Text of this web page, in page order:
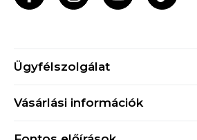
Ügyfélszolgálat
online@buzzsneakers.hu
Vásárlási információk